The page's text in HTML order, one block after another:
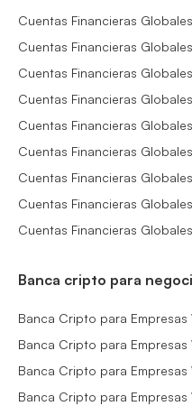
Cuentas Financieras
Cuentas Financieras
Cuentas Financieras
Cuentas Financieras
Cuentas Financieras
Cuentas Financieras
Cuentas Financieras
Cuentas Financieras
Cuentas Financieras
Banca cripto para
Banca Cripto para Empresas
Banca Cripto para Empresas
Banca Cripto para Empresas
Banca Cripto para Empresas